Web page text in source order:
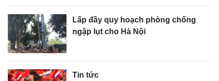
Lấp đầy quy hoạch phòng chống
ngập lụt cho Hà Nội
Tin tức